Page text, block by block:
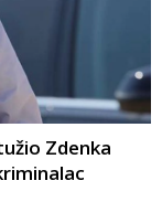
Zdenka